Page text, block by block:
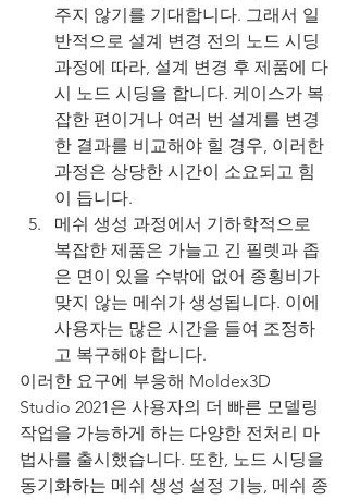
주지 않기를 기대합니다. 그래서 일
반적으로 설계 변경 전의 노드 시딩
과정에 따라, 설계 변경 후 제품에 다
시 노드 시딩을 합니다. 케이스가 복
잡한 편이거나 여러 번 설계를 변경
한 결과를 비교해야 힐 경우, 이러한
과정은 상당한 시간이 소요되고 힘
이 듭니다.
메쉬 생성 과정에서 기하학적으로
복잡한 제품은 가늘고 긴 필렛과 좁
은 면이 있을 수밖에 없어 종횡비가
맞지 않는 메쉬가 생성됩니다. 이에
사용자는 많은 시간을 들여 조정하
고 복구해야 합니다.
이러한 요구에 부응해 Moldex3D
Studio 2021은 사용자의 더 빠른 모델링
작업을 가능하게 하는 다양한 전처리 마
법사를 출시했습니다. 또한, 노드 시딩을
동기화하는 메쉬 생성 설정 기능, 메쉬 종